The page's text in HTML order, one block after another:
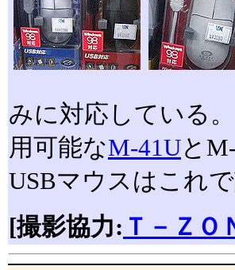
みに対応している
用可能なM-41Uと
USBマウスはこれ
[撮影協力: Ｔ－ＺＯ